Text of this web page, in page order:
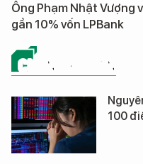
Ông Phạm Nhật Vượng
gần 10% vốn LPBank
CHỨNG KHOÁN
100